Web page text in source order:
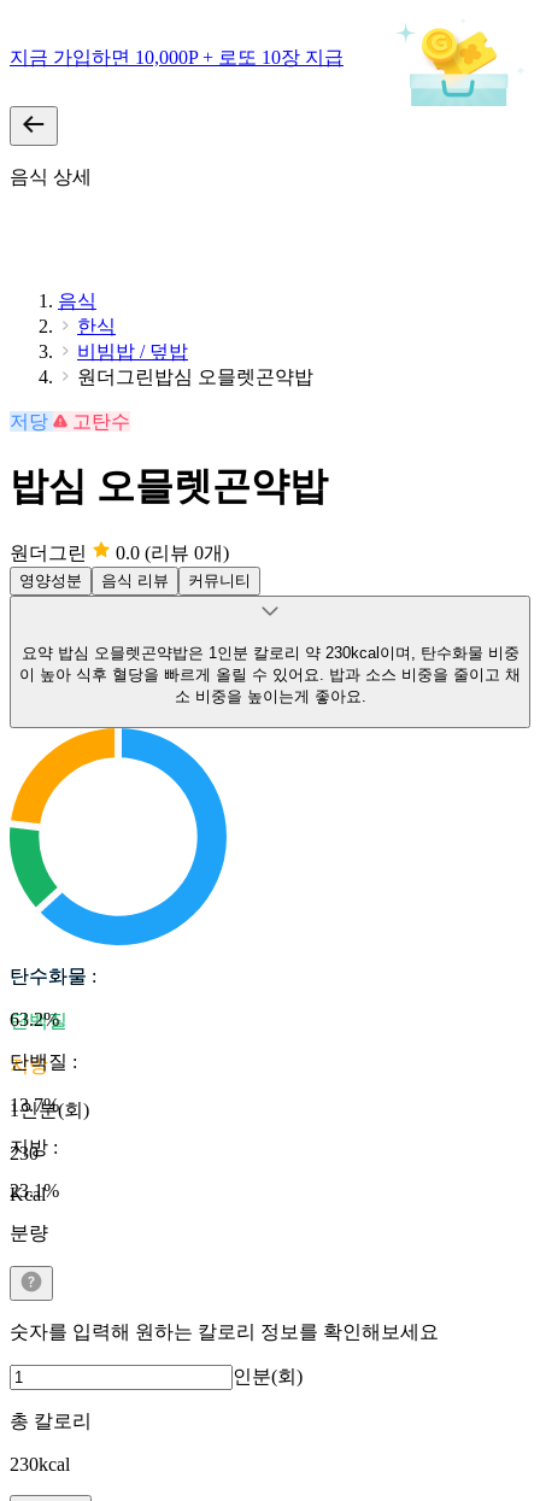
지금 가입하면 10,000P + 로또 10장 지급
음식 상세
음식
한식
비빔밥 / 덮밥
원더그린밥심 오믈렛곤약밥
저당 고탄수
밥심 오믈렛곤약밥
원더그린 0.0 (리뷰 0개)
영양성분 음식 리뷰 커뮤니티
요약 밥심 오믈렛곤약밥은 1인분 칼로리 약 230kcal이며, 탄수화물 비중
이 높아 식후 혈당을 빠르게 올릴 수 있어요. 밥과 소스 비중을 줄이고 채
소 비중을 높이는게 좋아요.
탄수화물
단백질
지방
1인분(회)
230
Kcal
탄수화물 :
63.2%
단백질 :
13.7%
지방 :
23.1%
분량
숫자를 입력해 원하는 칼로리 정보를 확인해보세요
인분(회)
총 칼로리
230kcal